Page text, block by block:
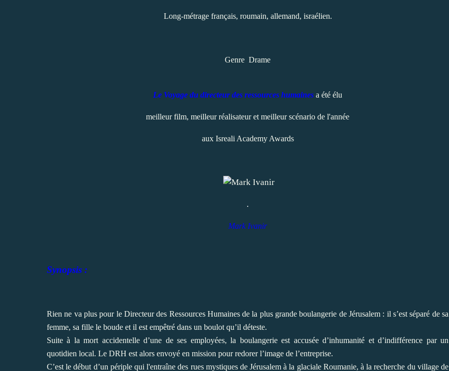
Long-métrage français, roumain, allemand, israélien.
Genre Drame
Le Voyage du directeur des ressources humaines a été élu
meilleur film, meilleur réalisateur et meilleur scénario de l'année
aux Isreali Academy Awards
.
Mark Ivanir
Synopsis :
Rien ne va plus pour le Directeur des Ressources Humaines de la plus grande boulangerie de Jérusalem : il s’est séparé de sa
femme, sa fille le boude et il est empêtré dans un boulot qu’il déteste.
Suite à la mort accidentelle d’une de ses employées, la boulangerie est accusée d’inhumanité et d’indifférence par un
quotidien local. Le DRH est alors envoyé en mission pour redorer l’image de l’entreprise.
C’est le début d’un périple qui l'entraîne des rues mystiques de Jérusalem à la glaciale Roumanie, à la recherche du village de